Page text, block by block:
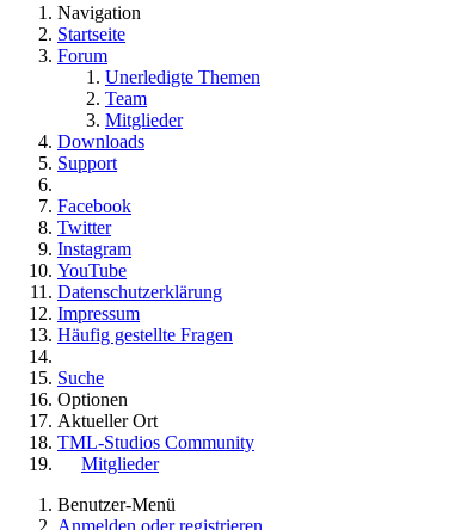
Navigation
Startseite
Forum
Unerledigte Themen
Team
Mitglieder
Downloads
Support
Facebook
Twitter
Instagram
YouTube
Datenschutzerklärung
Impressum
Häufig gestellte Fragen
Suche
Optionen
Aktueller Ort
TML-Studios Community
Mitglieder
Benutzer-Menü
Anmelden oder registrieren